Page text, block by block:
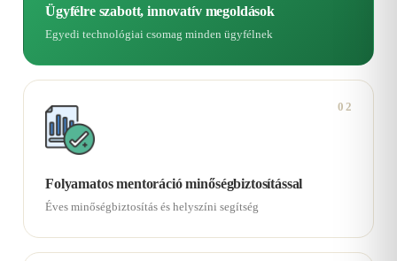
Ügyfélre szabott, innovatív megoldások
Egyedi technológiai csomag minden ügyfélnek
02
Folyamatos mentoráció minőségbiztosítással
Éves minőségbiztosítás és helyszíni segítség